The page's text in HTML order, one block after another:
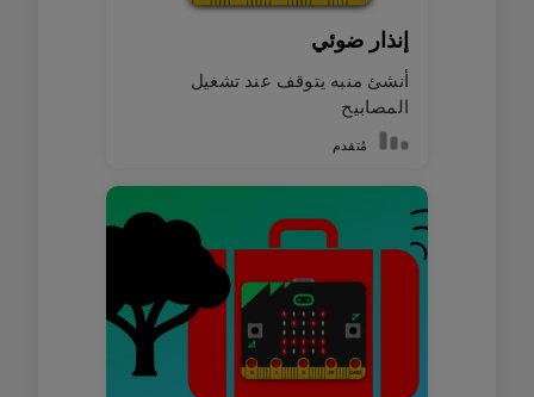
إنذار ضوئي
أنشئ منبه يتوقف عند تشغيل
المصابيح
مُتقدم